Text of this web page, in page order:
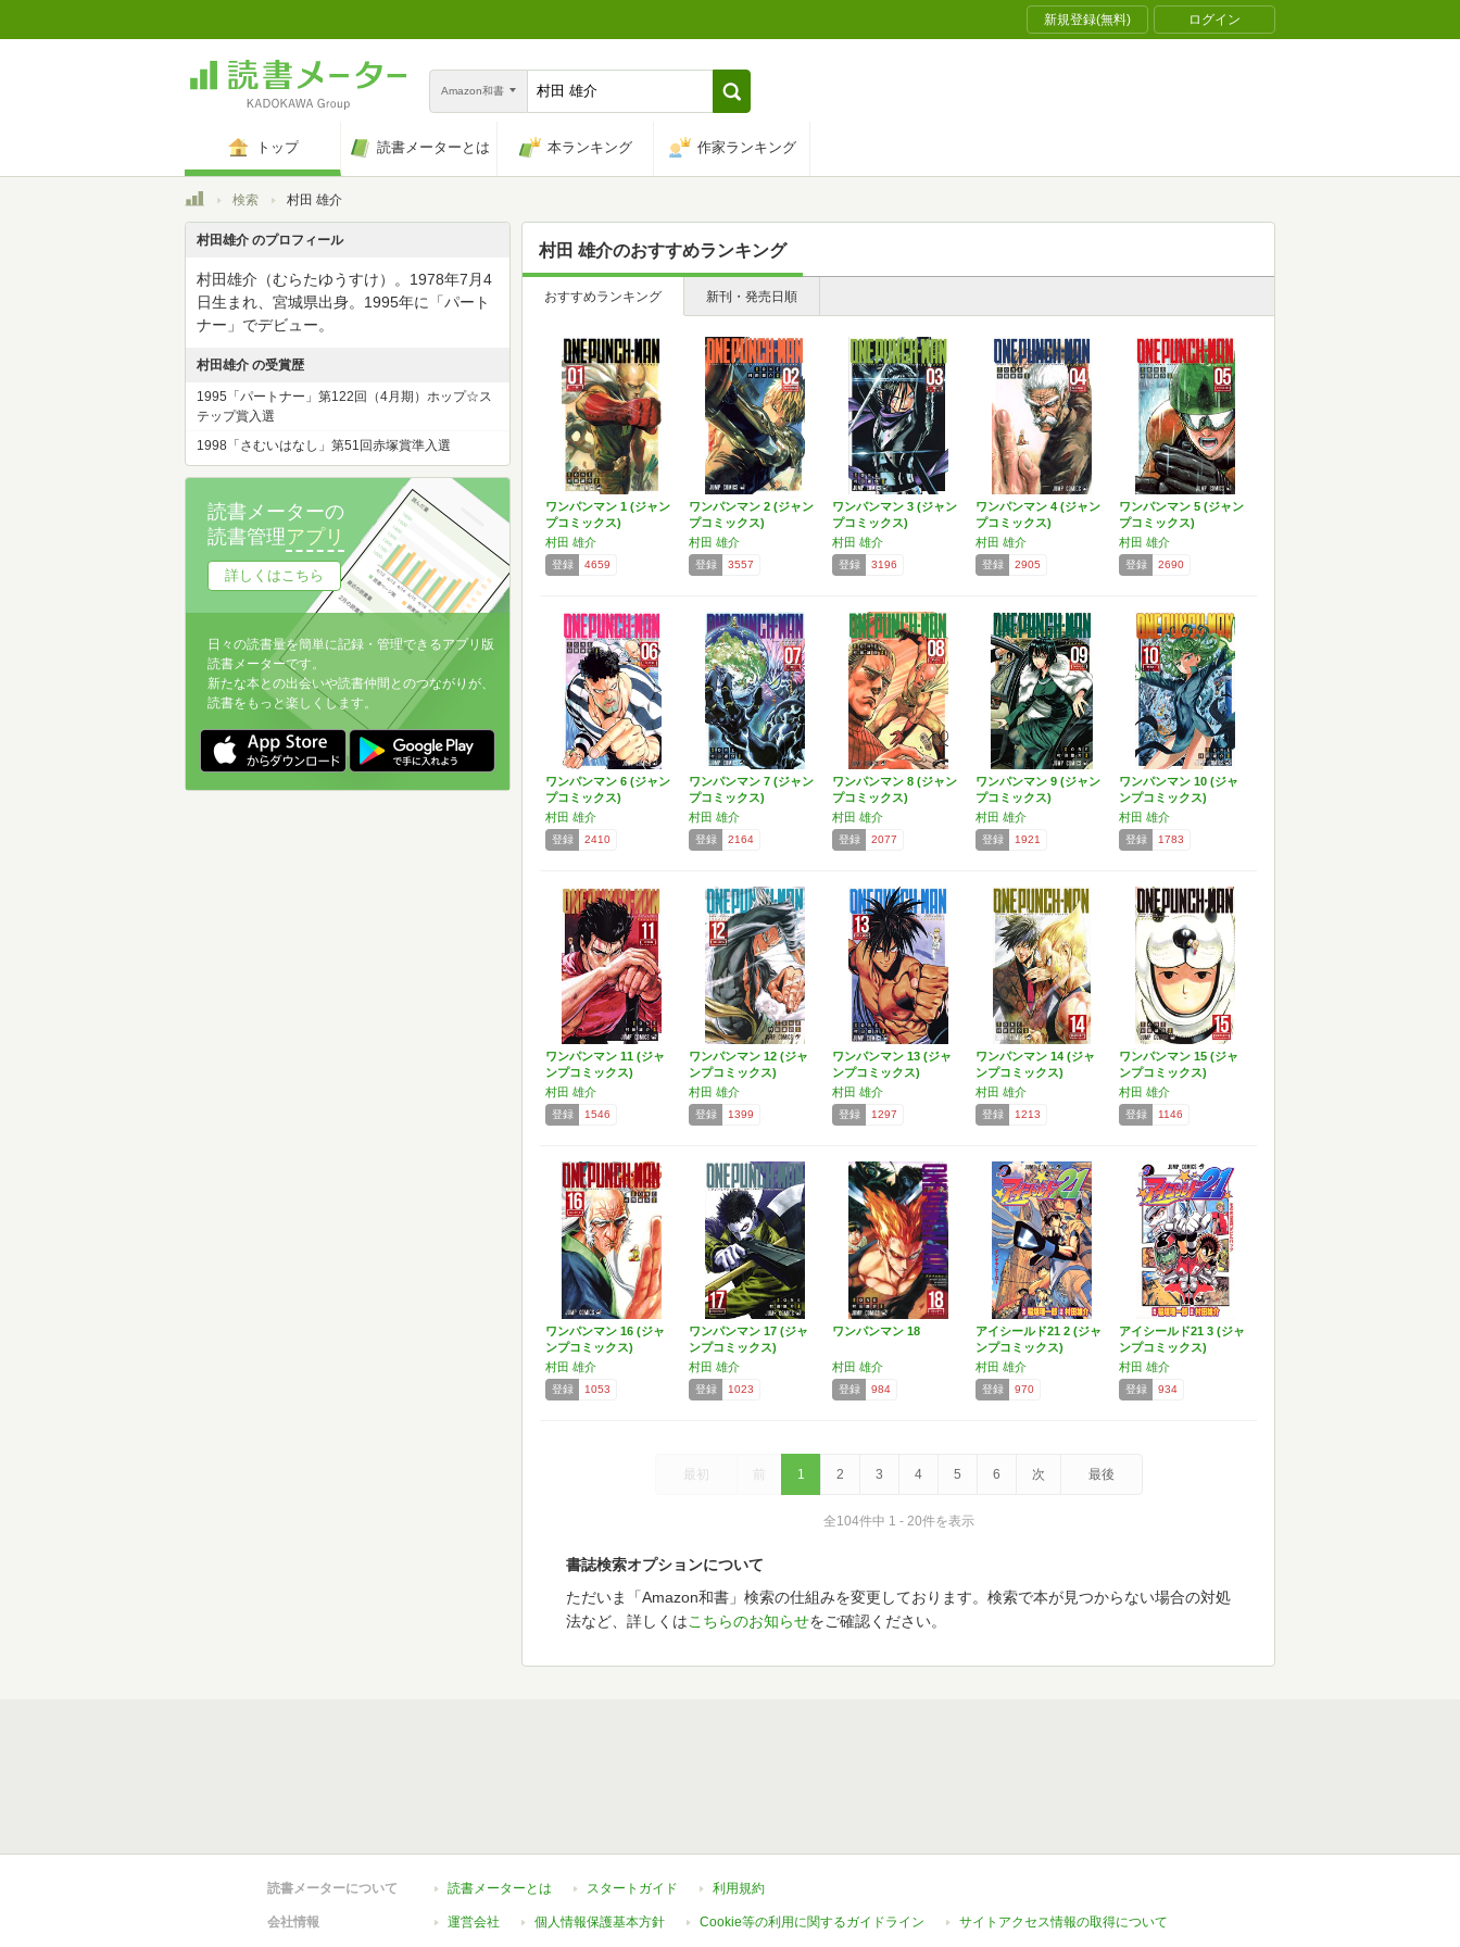
新規登録(無料) ログイン
Amazon和書
トップ 読書メーターとは 本ランキング 作家ランキング
トップ検索 村田 雄介
村田 雄介のおすすめランキング
おすすめランキング 新刊・発売日順
ワンパンマン 1 (ジャン
プコミックス)
村田 雄介
登録 4659
ワンパンマン 2 (ジャン
プコミックス)
村田 雄介
登録 3557
ワンパンマン 3 (ジャン
プコミックス)
村田 雄介
登録 3196
ワンパンマン 4 (ジャン
プコミックス)
村田 雄介
登録 2905
ワンパンマン 5 (ジャン
プコミックス)
村田 雄介
登録 2690
ワンパンマン 6 (ジャン
プコミックス)
村田 雄介
登録 2410
ワンパンマン 7 (ジャン
プコミックス)
村田 雄介
登録 2164
ワンパンマン 8 (ジャン
プコミックス)
村田 雄介
登録 2077
ワンパンマン 9 (ジャン
プコミックス)
村田 雄介
登録 1921
ワンパンマン 10 (ジャ
ンプコミックス)
村田 雄介
登録 1783
ワンパンマン 11 (ジャ
ンプコミックス)
村田 雄介
登録 1546
ワンパンマン 12 (ジャ
ンプコミックス)
村田 雄介
登録 1399
ワンパンマン 13 (ジャ
ンプコミックス)
村田 雄介
登録 1297
ワンパンマン 14 (ジャ
ンプコミックス)
村田 雄介
登録 1213
ワンパンマン 15 (ジャ
ンプコミックス)
村田 雄介
登録 1146
ワンパンマン 16 (ジャ
ンプコミックス)
村田 雄介
登録 1053
ワンパンマン 17 (ジャ
ンプコミックス)
村田 雄介
登録 1023
ワンパンマン 18
村田 雄介
登録 984
アイシールド21 2 (ジャ
ンプコミックス)
村田 雄介
登録 970
アイシールド21 3 (ジャ
ンプコミックス)
村田 雄介
登録 934
最初 前 1 2 3 4 5 6 次 最後
全104件中 1 - 20件を表示
書誌検索オプションについて
ただいま「Amazon和書」検索の仕組みを変更しております。検索で本が見つからない場合の対処
法など、詳しくはこちらのお知らせをご確認ください。
村田雄介 のプロフィール
村田雄介（むらたゆうすけ）。1978年7月4
日生まれ、宮城県出身。1995年に「パート
ナー」でデビュー。
村田雄介 の受賞歴
1995「パートナー」第122回（4月期）ホップ☆ス
テップ賞入選
1998「さむいはなし」第51回赤塚賞準入選
読書メーターの
読書管理アプリ
詳しくはこちら
日々の読書量を簡単に記録・管理できるアプリ版
読書メーターです。
新たな本との出会いや読書仲間とのつながりが、
読書をもっと楽しくします。
読書メーターについて 読書メーターとは スタートガイド 利用規約
会社情報 運営会社 個人情報保護基本方針 Cookie等の利用に関するガイドライン サイトアクセス情報の取得について